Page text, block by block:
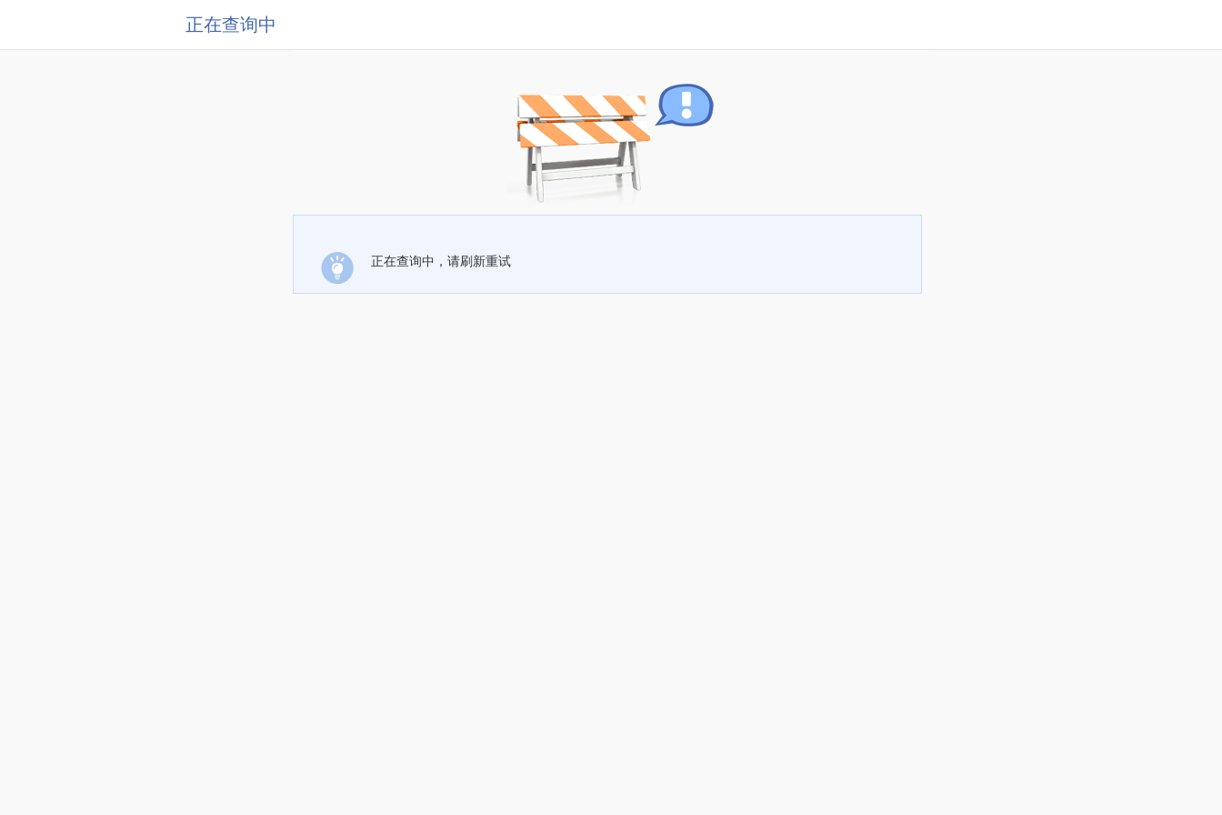
正在查询中
正在查询中，请刷新重试